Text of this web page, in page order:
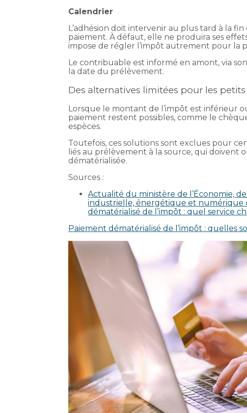
Calendrier
L’adhésion doit intervenir au plus tard à la
paiement. À défaut, elle ne produira ses
impose de régler l’impôt autrement pour la
Le contribuable est informé en amont, via
la date du prélèvement.
Des alternatives limitées pour les
Lorsque le montant de l’impôt est inférieur
paiement restent possibles, comme le
espèces.
Toutefois, ces solutions sont exclues pour
liés au prélèvement à la source, qui doivent
dématérialisée.
Sources :
Actualité du ministère de l’Économie,
industrielle, énergétique et numérique
dématérialisé de l’impôt : quel service
Paiement dématérialisé de l’impôt : quelles